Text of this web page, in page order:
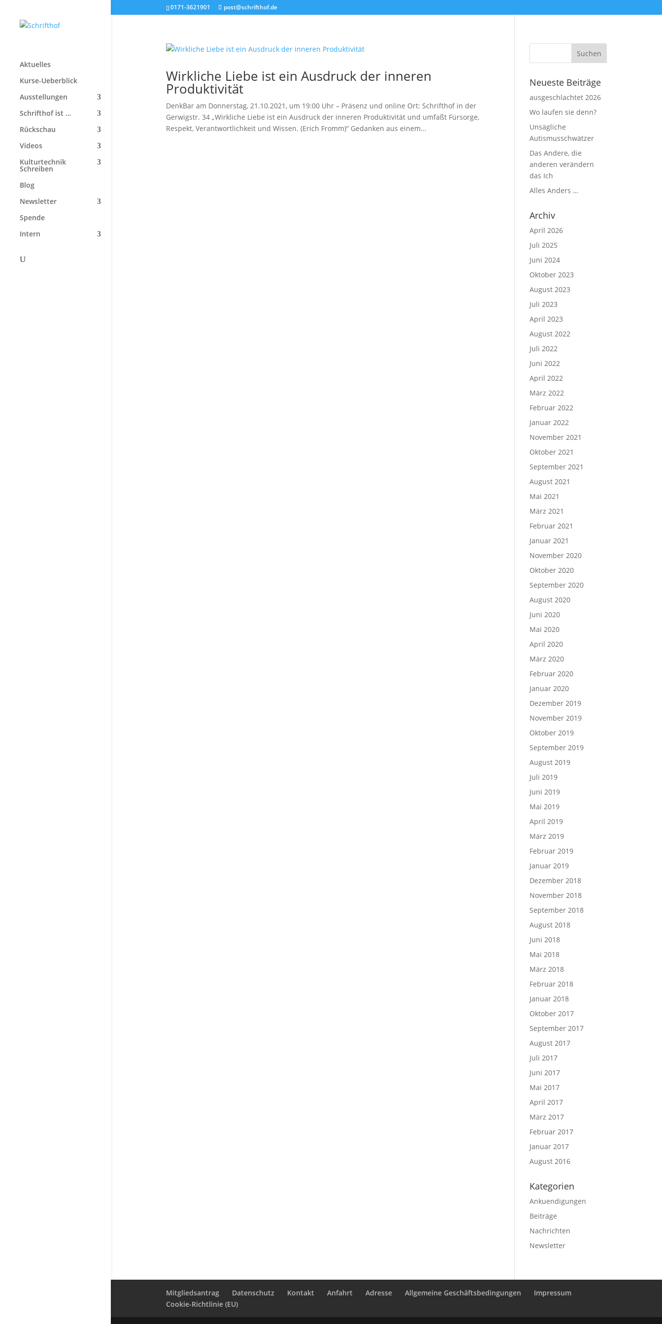
0171-3621901 post@schrifthof.de
Aktuelles
Kurse-Ueberblick
Ausstellungen
Schrifthof ist …
Rückschau
Videos
Kulturtechnik
Schreiben
Blog
Newsletter
Spende
Intern
Wirkliche Liebe ist ein Ausdruck der inneren
Produktivität
DenkBar am Donnerstag, 21.10.2021, um 19:00 Uhr – Präsenz und online Ort: Schrifthof in der
Gerwigstr. 34 „Wirkliche Liebe ist ein Ausdruck der inneren Produktivität und umfaßt Fürsorge,
Respekt, Verantwortlichkeit und Wissen. (Erich Fromm)“ Gedanken aus einem...
Neueste Beiträge
ausgeschlachtet 2026
Wo laufen sie denn?
Unsägliche
Autismusschwätzer
Das Andere, die
anderen verändern
das Ich
Alles Anders …
Archiv
April 2026
Juli 2025
Juni 2024
Oktober 2023
August 2023
Juli 2023
April 2023
August 2022
Juli 2022
Juni 2022
April 2022
März 2022
Februar 2022
Januar 2022
November 2021
Oktober 2021
September 2021
August 2021
Mai 2021
März 2021
Februar 2021
Januar 2021
November 2020
Oktober 2020
September 2020
August 2020
Juni 2020
Mai 2020
April 2020
März 2020
Februar 2020
Januar 2020
Dezember 2019
November 2019
Oktober 2019
September 2019
August 2019
Juli 2019
Juni 2019
Mai 2019
April 2019
März 2019
Februar 2019
Januar 2019
Dezember 2018
November 2018
September 2018
August 2018
Juni 2018
Mai 2018
März 2018
Februar 2018
Januar 2018
Oktober 2017
September 2017
August 2017
Juli 2017
Juni 2017
Mai 2017
April 2017
März 2017
Februar 2017
Januar 2017
August 2016
Kategorien
Ankuendigungen
Beiträge
Nachrichten
Newsletter
Mitgliedsantrag Datenschutz Kontakt Anfahrt Adresse Allgemeine Geschäftsbedingungen
Impressum
Cookie-Richtlinie (EU)